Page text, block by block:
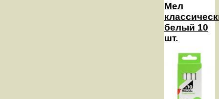
Мел
белый 10
шт.